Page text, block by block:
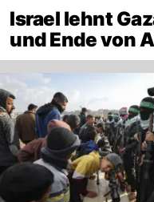
Israel lehnt
und Ende von